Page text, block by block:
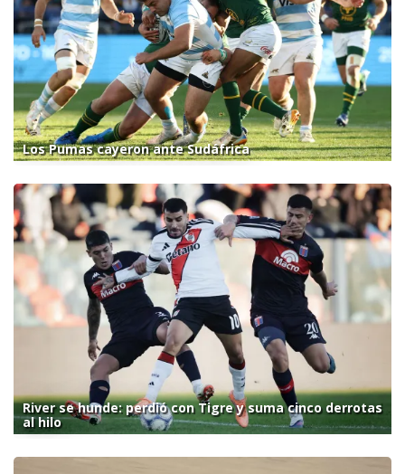
Los Pumas cayeron ante Sudáfrica
River se hunde: perdió con Tigre y suma cinco derrotas
al hilo